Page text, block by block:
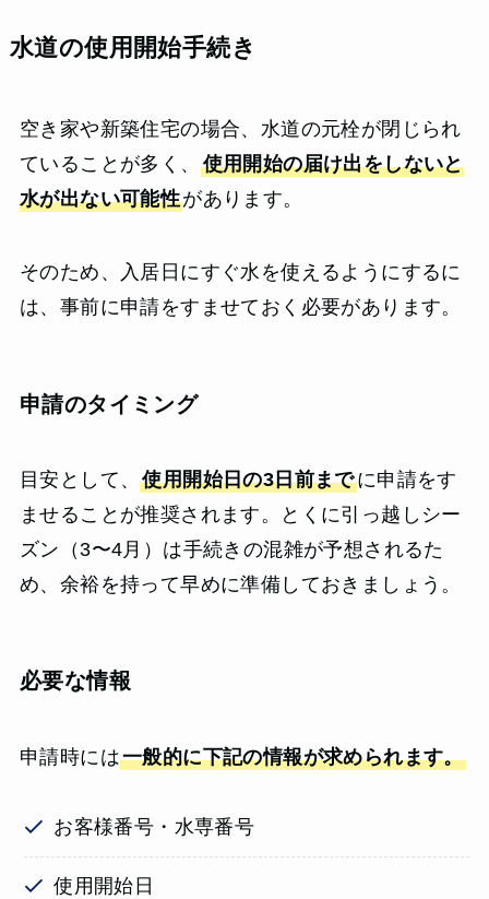
水道の使用開始手続き
空き家や新築住宅の場合、水道の元栓が閉じられ
ていることが多く、 使用開始の届け出をしないと
水が出ない可能性があります。
そのため、入居日にすぐ水を使えるようにするに
は、事前に申請をすませておく必要があります。
申請のタイミング
目安として、使用開始日の3日前までに申請をす
ませることが推奨されます。とくに引っ越しシー
ズン（3〜4月）は手続きの混雑が予想されるた
め、余裕を持って早めに準備しておきましょう。
必要な情報
申請時には一般的に下記の情報が求められます。
お客様番号・水専番号
使用開始日